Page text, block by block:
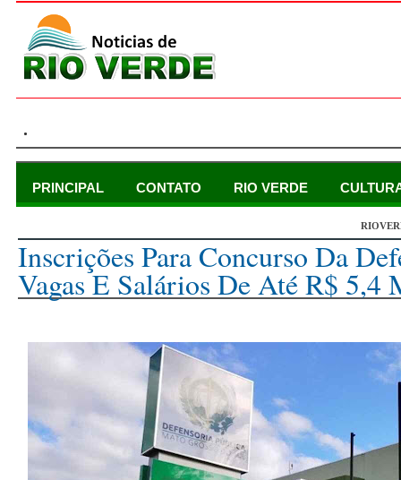
.
PRINCIPAL CONTATO RIO VERDE
Inscrições Para Concurso Da
Vagas E Salários De Até R$